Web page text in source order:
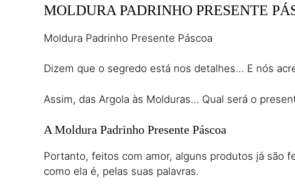
MOLDURA PADRINHO PRESENTE
Moldura Padrinho Presente Páscoa
Dizem que o segredo está nos detalhes… E nós
Assim, das Argola às Molduras… Qual será o
A Moldura Padrinho Presente Páscoa
Portanto, feitos com amor, alguns produtos já são
como ela é, pelas suas palavras.